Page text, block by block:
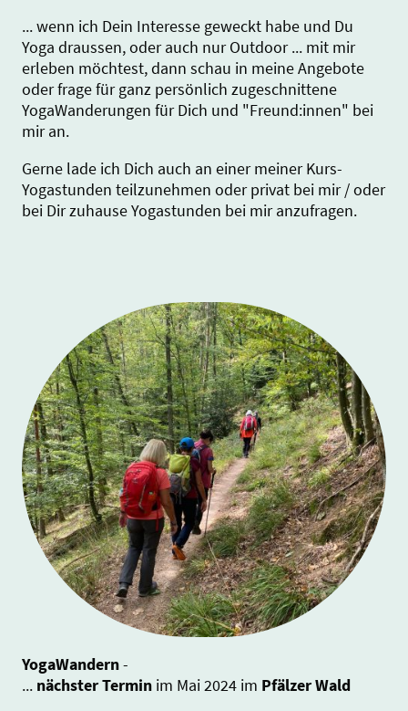
... wenn ich Dein Interesse geweckt habe und Du
Yoga draussen, oder auch nur Outdoor ... mit mir
erleben möchtest, dann schau in meine Angebote
oder frage für ganz persönlich zugeschnittene
YogaWanderungen für Dich und "Freund:innen" bei
mir an.
Gerne lade ich Dich auch an einer meiner Kurs-
Yogastunden teilzunehmen oder privat bei mir / oder
bei Dir zuhause Yogastunden bei mir anzufragen.
YogaWandern-
... nächster Termin im Mai 2024 im Pfälzer Wald